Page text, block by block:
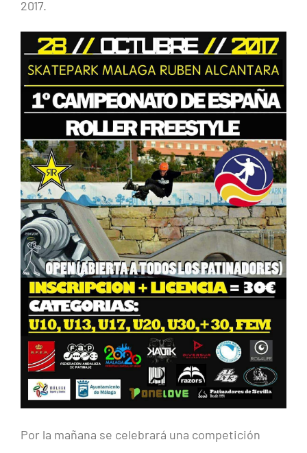
2017.
Por la mañana se celebrará una competición